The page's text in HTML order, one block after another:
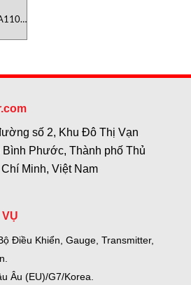
số 2, Khu Đô Thị Vạn
Phước, Thành phố Thủ
Minh, Việt Nam
Điều Khiển, Gauge, Transmitter,
Âu (EU)/G7/Korea.